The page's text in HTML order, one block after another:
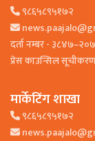
९८६५८९५१७२
दर्ता नम्बर -
प्रेस काउन्सिल
मार्केटिंग शाखा
९८६५८९५१७२